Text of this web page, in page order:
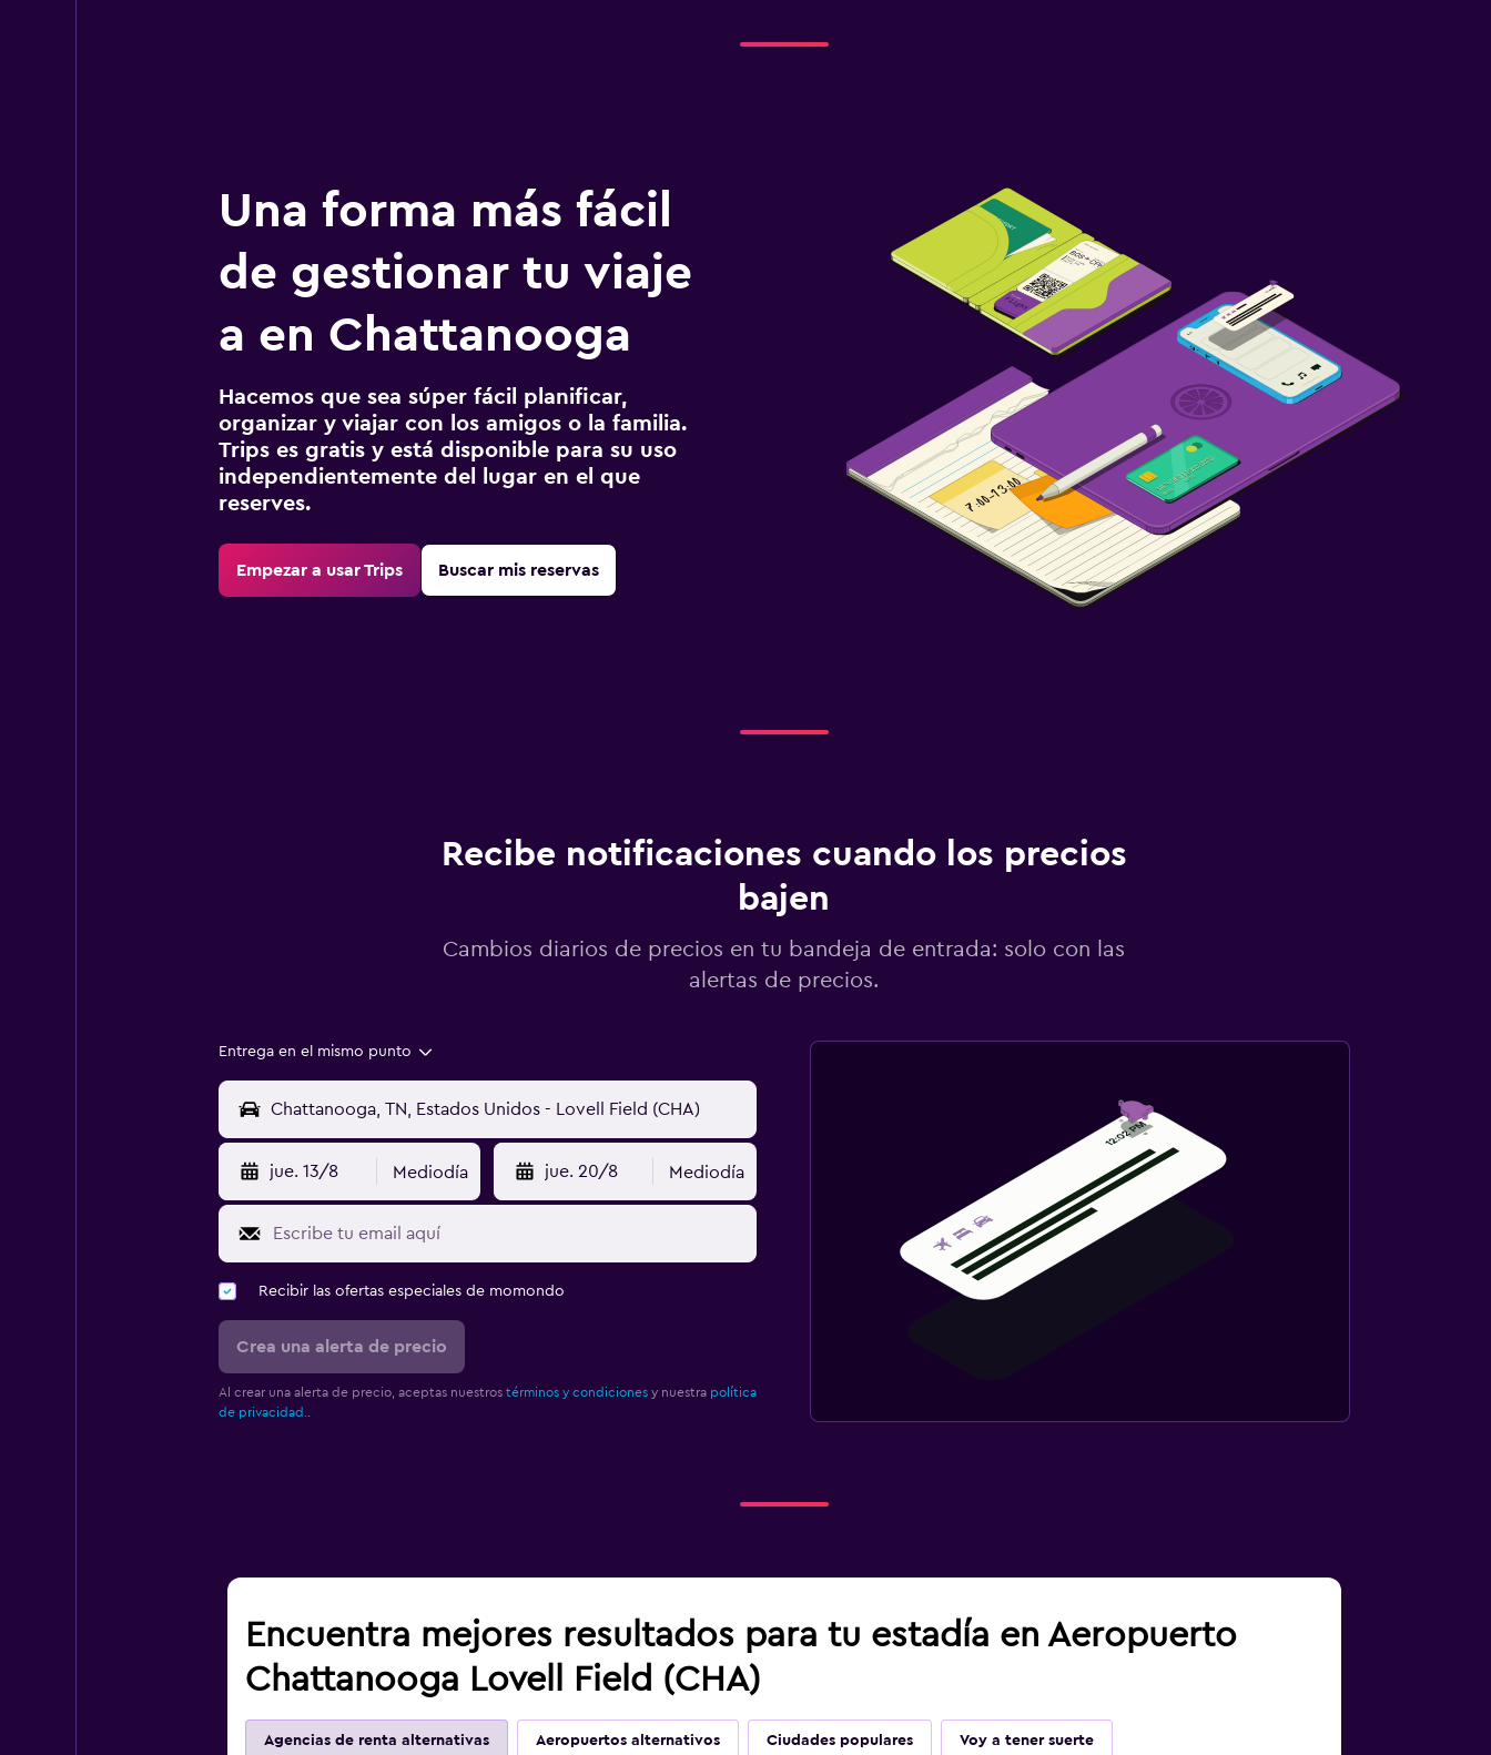
Una forma más fácil
de gestionar tu viaje
a en Chattanooga
Hacemos que sea súper fácil planificar,
organizar y viajar con los amigos o la familia.
Trips es gratis y está disponible para su uso
independientemente del lugar en el que
reserves.
Empezar a usar Trips Buscar mis reservas
Recibe notificaciones cuando los precios
bajen
Cambios diarios de precios en tu bandeja de entrada: solo con las
alertas de precios.
Entrega en el mismo punto
jue. 13/8 Mediodía jue. 20/8 Mediodía
Recibir las ofertas especiales de momondo
Crea una alerta de precio
Al crear una alerta de precio, aceptas nuestros términos y condicionesy nuestra política
de privacidad.
Encuentra mejores resultados para tu estadía en Aeropuerto
Chattanooga Lovell Field (CHA)
Agencias de renta alternativas Aeropuertos alternativos Ciudades populares Voy a tener suerte